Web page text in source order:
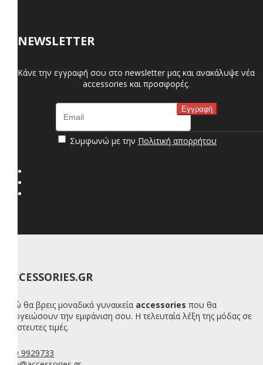
NEWSLETTER
Κάνε την εγγραφή σου στο newsletter μας και ανακάλυψε νέα
accessories και προσφορές.
Συμφωνώ με την Πολιτική απορρήτου
ACCESSORIES.GR
Εδώ θα βρεις μοναδικά γυναικεία accessories που θα
απογειώσουν την εμφάνιση σου. Η τελευταία λέξη της μόδας σε
απίστευτες τιμές.
210 9929733